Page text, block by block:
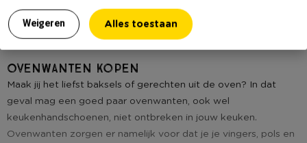
Weigeren Alles toestaan
Ovenwanten kopen
Maak jij het liefst baksels of gerechten uit de oven? In dat
geval mag een goed paar ovenwanten, ook wel
keukenhandschoenen, niet ontbreken in jouw keuken.
Ovenwanten zorgen er namelijk voor dat je je vingers, pols en